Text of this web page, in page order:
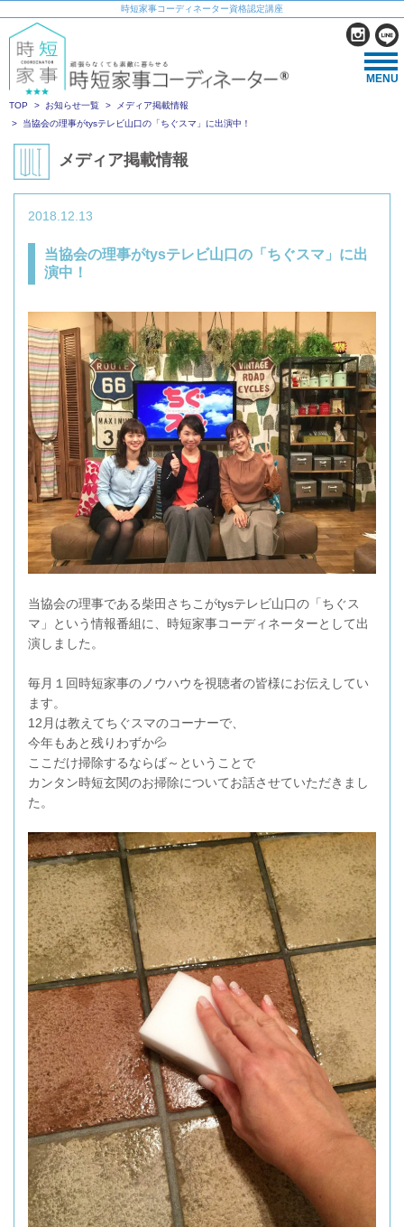
時短家事コーディネーター資格認定講座
MENU
TOP お知らせ一覧
メディア掲載情報
当協会の理事がtysテレビ山口の「ちぐスマ」に出演中！
メディア掲載情報
2018.12.13
当協会の理事がtysテレビ山口の「ちぐスマ」に出
演中！
当協会の理事である柴田さちこがtysテレビ山口の「ちぐス
マ」という情報番組に、時短家事コーディネーターとして出
演しました。
毎月１回時短家事のノウハウを視聴者の皆様にお伝えしてい
ます。
12月は教えてちぐスマのコーナーで、
今年もあと残りわずか💦
ここだけ掃除するならば～ということで
カンタン時短玄関のお掃除についてお話させていただきまし
た。